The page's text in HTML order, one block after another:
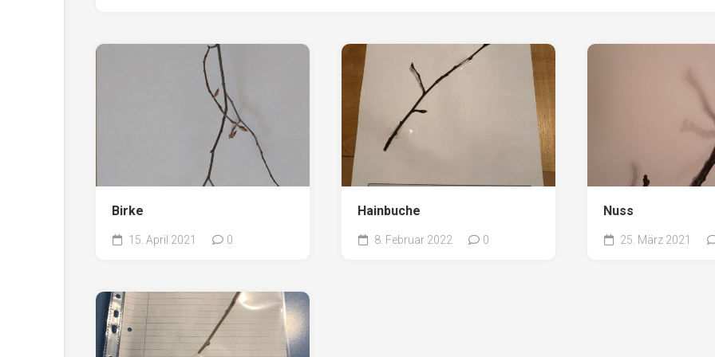
Birke
15. April 2021 0
Hainbuche
8. Februar 2022 0
Nuss
25. März 2021